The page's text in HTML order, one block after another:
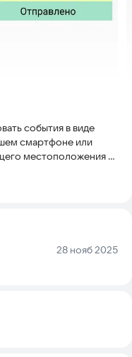
события в виде
смартфоне или
местоположения и
подключения к
является частью
Дата:
28 нояб 2025